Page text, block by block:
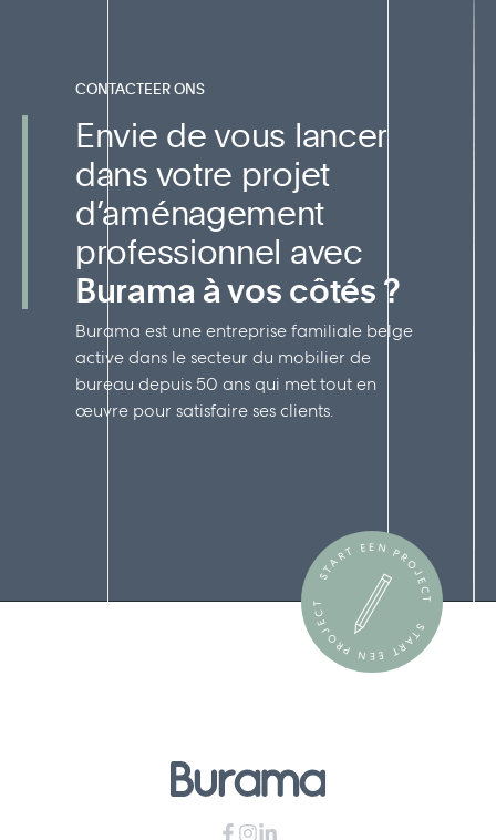
CONTACTEER ONS
Envie de vous lancer
dans votre projet
d’aménagement
professionnel avec
Burama à vos côtés ?
Burama est une entreprise familiale belge
active dans le secteur du mobilier de
bureau depuis 50 ans qui met tout en
œuvre pour satisfaire ses clients.
START EEN PROJECT
START EEN PROJECT